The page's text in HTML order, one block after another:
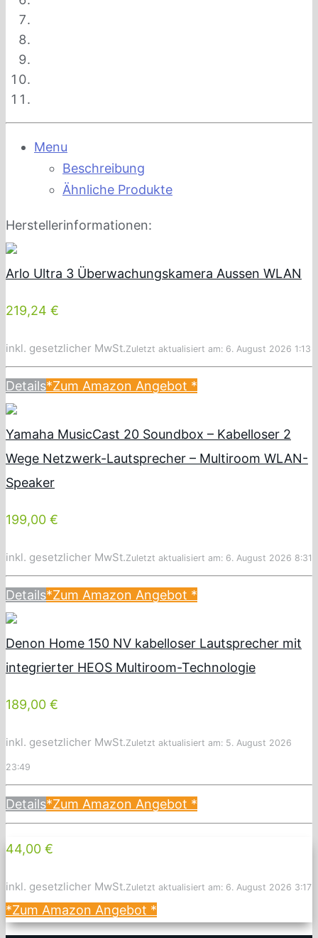
Menu
Beschreibung
Ähnliche Produkte
Herstellerinformationen:
Arlo Ultra 3 Überwachungskamera Aussen WLAN
219,24 €
inkl. gesetzlicher MwSt.Zuletzt aktualisiert am: 6. August 2026 1:13
Details*Zum Amazon Angebot *
Yamaha MusicCast 20 Soundbox – Kabelloser 2
Wege Netzwerk-Lautsprecher – Multiroom WLAN-
Speaker
199,00 €
inkl. gesetzlicher MwSt.Zuletzt aktualisiert am: 6. August 2026 8:31
Details*Zum Amazon Angebot *
Denon Home 150 NV kabelloser Lautsprecher mit
integrierter HEOS Multiroom-Technologie
189,00 €
inkl. gesetzlicher MwSt.Zuletzt aktualisiert am: 5. August 2026
23:49
Details*Zum Amazon Angebot *
44,00 €
inkl. gesetzlicher MwSt.Zuletzt aktualisiert am: 6. August 2026 3:17
*Zum Amazon Angebot *